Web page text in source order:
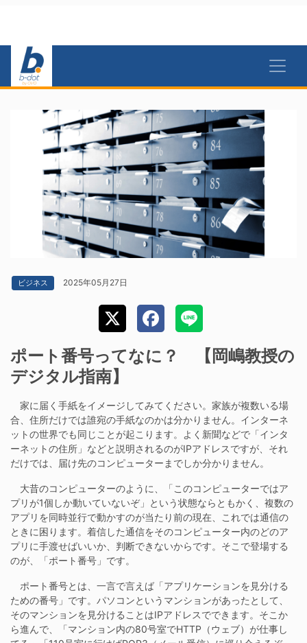
ビジネス 2025年05月27日
ポート番号ってなに？ 【岡嶋教授の
デジタル指南】
家に届く手紙をイメージしてみてください。家族が複数いる場
合、住所だけでは誰宛の手紙なのかは分かりません。インターネ
ットの世界でも同じことが起こります。よく新聞などで「インタ
ーネットの住所」などと説明されるのがIPアドレスですが、それ
だけでは、届け先のコンピューターまでしか分かりません。
大昔のコンピューターのように、「このコンピューターではア
プリが1個しか動いていないぞ」という状態ならともかく、複数の
アプリを同時並行で動かすのが当たり前の現在、これでは通信の
ときに困ります。着信した通信をそのコンピューター内のどのア
プリに手渡せばいいか、判断できないからです。そこで登場する
のが、「ポート番号」です。
ポート番号とは、一言で言えば「アプリケーションを見分ける
ための番号」です。パソコンというマンションがあったとして、
そのマンションを見分けることはIPアドレスでできます。そこか
ら進んで、「マンション内の80号室でHTTP（ウェブ）が仕事し